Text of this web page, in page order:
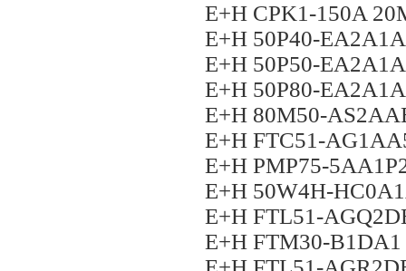
E+H CPK1-150A
E+H 50P40-
E+H 50P50-
E+H 50P80-
E+H 80M50-
E+H FTC51-
E+H PMP75-
E+H 50W4H-
E+H FTL51-
E+H FTM30-B1DA1